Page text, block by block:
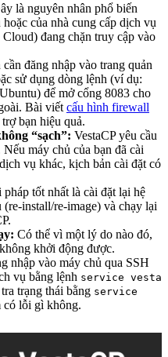
là nguyên nhân phổ biến
của nhà cung cấp dịch vụ
đang chặn truy cập vào
cần đăng nhập vào trang quản
sử dụng dòng lệnh (ví dụ:
để mở cổng 8083 cho
Bài viết cấu hình firewall
trợ bạn hiệu quả.
“sạch”: VestaCP yêu cầu
máy chủ của bạn đã cài
vụ khác, kịch bản cài đặt có
pháp tốt nhất là cài đặt lại hệ
install/re-image) và chạy lại
Có thể vì một lý do nào đó,
khởi động được.
nhập vào máy chủ qua SSH
vụ bằng lệnh service vesta
trạng thái bằng service
có lỗi gì không.